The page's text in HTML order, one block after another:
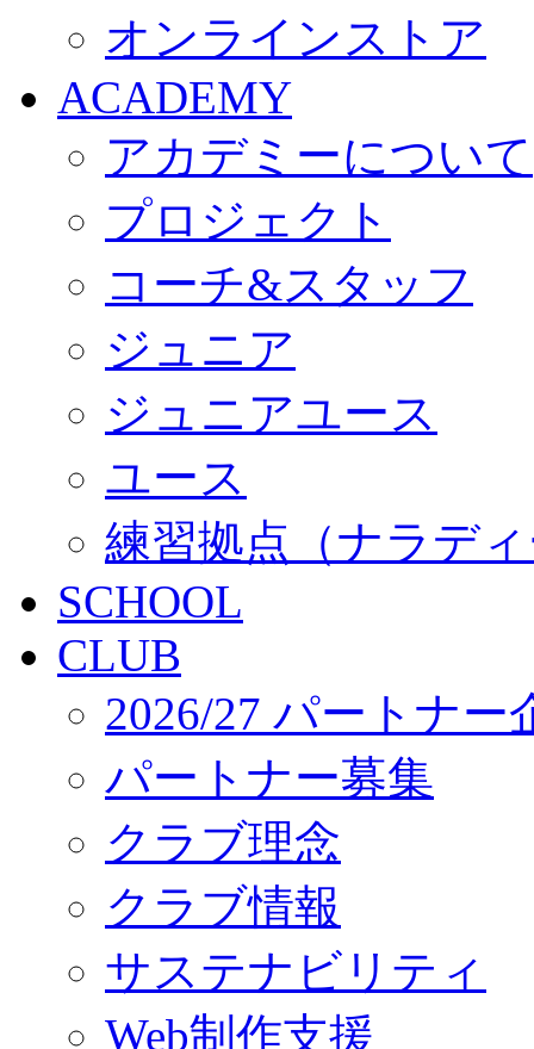
オンラインストア
ACADEMY
アカデミーについて
プロジェクト
コーチ&スタッフ
ジュニア
ジュニアユース
ユース
練習拠点（ナラデ
SCHOOL
CLUB
2026/27 パートナー
パートナー募集
クラブ理念
クラブ情報
サステナビリティ
Web制作支援